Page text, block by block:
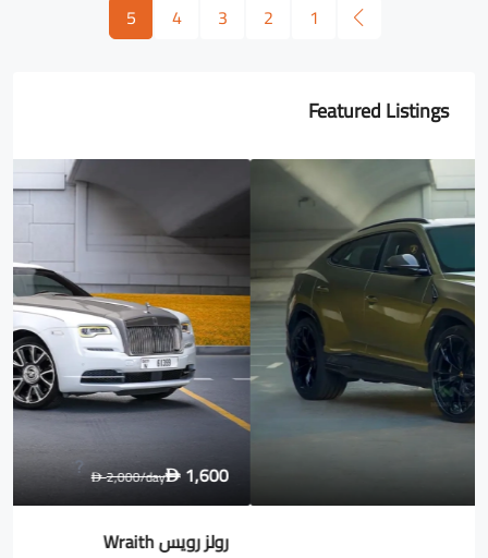
1
2
3
4
5
Featured Listings
D 1,600